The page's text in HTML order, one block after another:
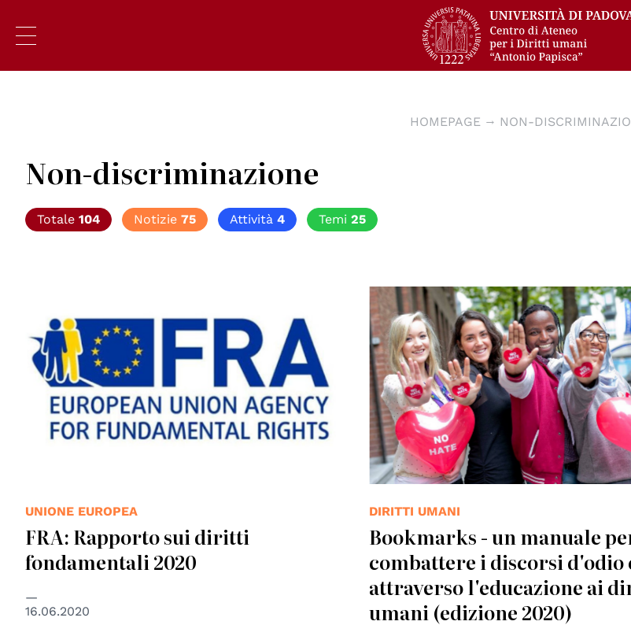
HOMEPAGE NON-
Non-discriminazione
Totale 104 Notizie 75 Attività 4 Temi 25
UNIONE EUROPEA
FRA: Rapporto sui diritti
fondamentali 2020
16.06.2020
© Consiglio d'Europa
DIRITTI UMANI
Bookmarks - un manuale
combattere i discorsi d'odio
attraverso l'educazione ai
umani (edizione 2020)